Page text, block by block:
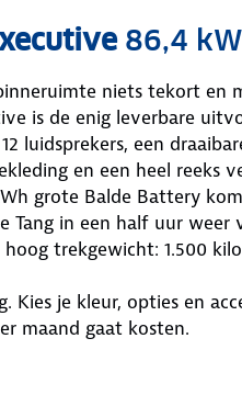
86,4
niets tekort en
is de enig leverbare
luidsprekers, een
en een heel reeks
grote Balde Battery
Tang in een half uur
trekgewicht: 1.500
Kies je kleur, opties en
maand gaat kosten.